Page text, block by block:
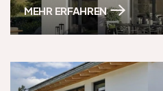
MEHR ERFAHREN